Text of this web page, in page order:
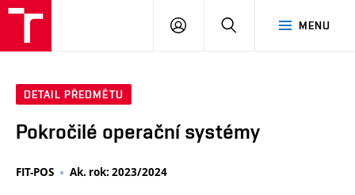
MENU
PŘIHLÁSIT
DETAIL PŘEDMĚTU
Pokročilé operační systémy
FIT-POS Ak. rok: 2023/2024